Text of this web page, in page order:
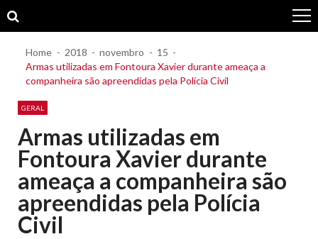
to
to
Home 2018 novembro
15
Armas utilizadas em Fontoura Xavier durante ameaça a
companheira são apreendidas pela Polícia Civil
GERAL
Armas utilizadas em
Fontoura Xavier durante
ameaça a companheira são
apreendidas pela Polícia
Civil